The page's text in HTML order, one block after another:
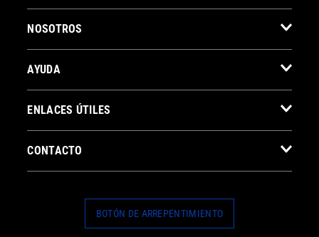
NOSOTROS
AYUDA
ENLACES ÚTILES
CONTACTO
BOTÓN DE ARREPENTIMIENTO